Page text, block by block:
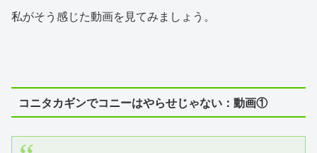
私がそう感じた動画を見てみましょう。
コニタカギンでコニーはやらせじゃない：動画①